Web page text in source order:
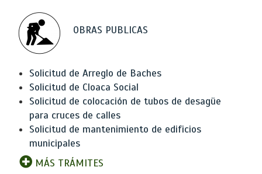
OBRAS PUBLICAS
Solicitud de Arreglo de Baches
Solicitud de Cloaca Social
Solicitud de colocación de tubos de desagüe
para cruces de calles
Solicitud de mantenimiento de edificios
municipales
MÁS TRÁMITES